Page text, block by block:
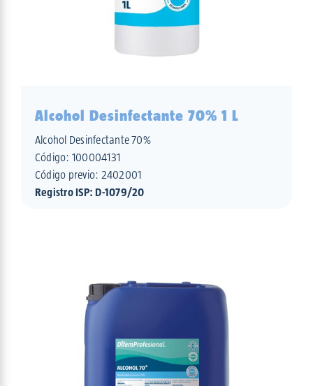
Alcohol Desinfectante 70% 1 L
Alcohol Desinfectante 70%
Código: 100004131
Código previo: 2402001
Registro ISP: D-1079/20